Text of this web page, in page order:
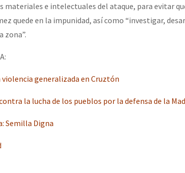
materiales e intelectuales del ataque, para evitar
quede en la impunidad, así como “investigar,
zona”.
generalizada en Cruztón
la lucha de los pueblos por la defensa de la
Semilla Digna